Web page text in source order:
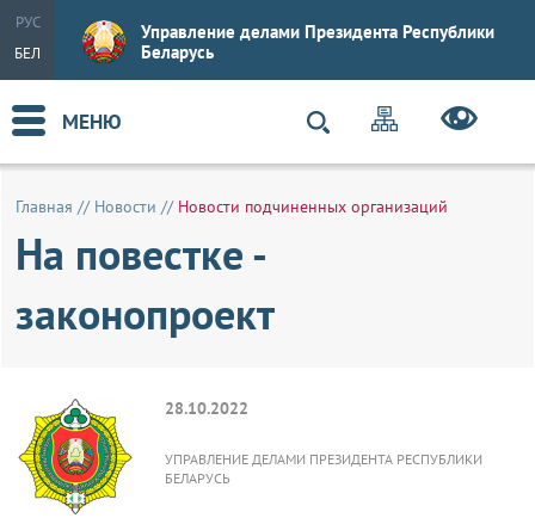
РУС
БЕЛ
Управление делами Президента Республики
Беларусь
МЕНЮ
Главная // Новости // Новости подчиненных организаций
На повестке -
законопроект
28.10.2022
УПРАВЛЕНИЕ ДЕЛАМИ ПРЕЗИДЕНТА РЕСПУБЛИКИ
БЕЛАРУСЬ